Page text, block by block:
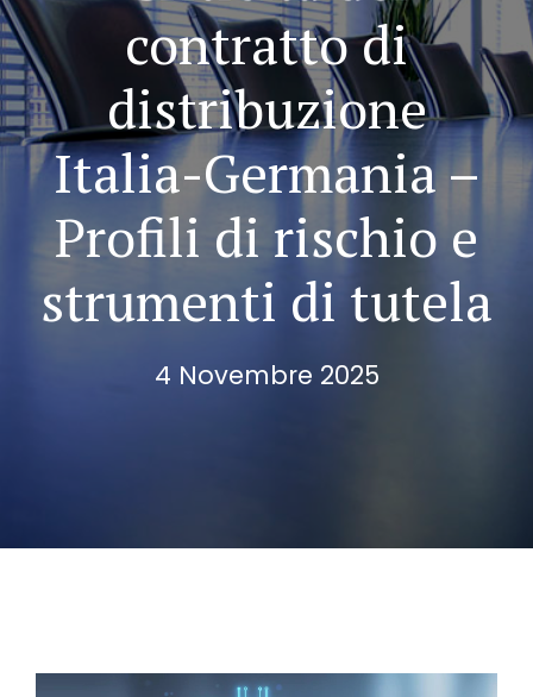
contratto di
distribuzione
Italia-Germania –
Profili di rischio e
strumenti di tutela
4 Novembre 2025